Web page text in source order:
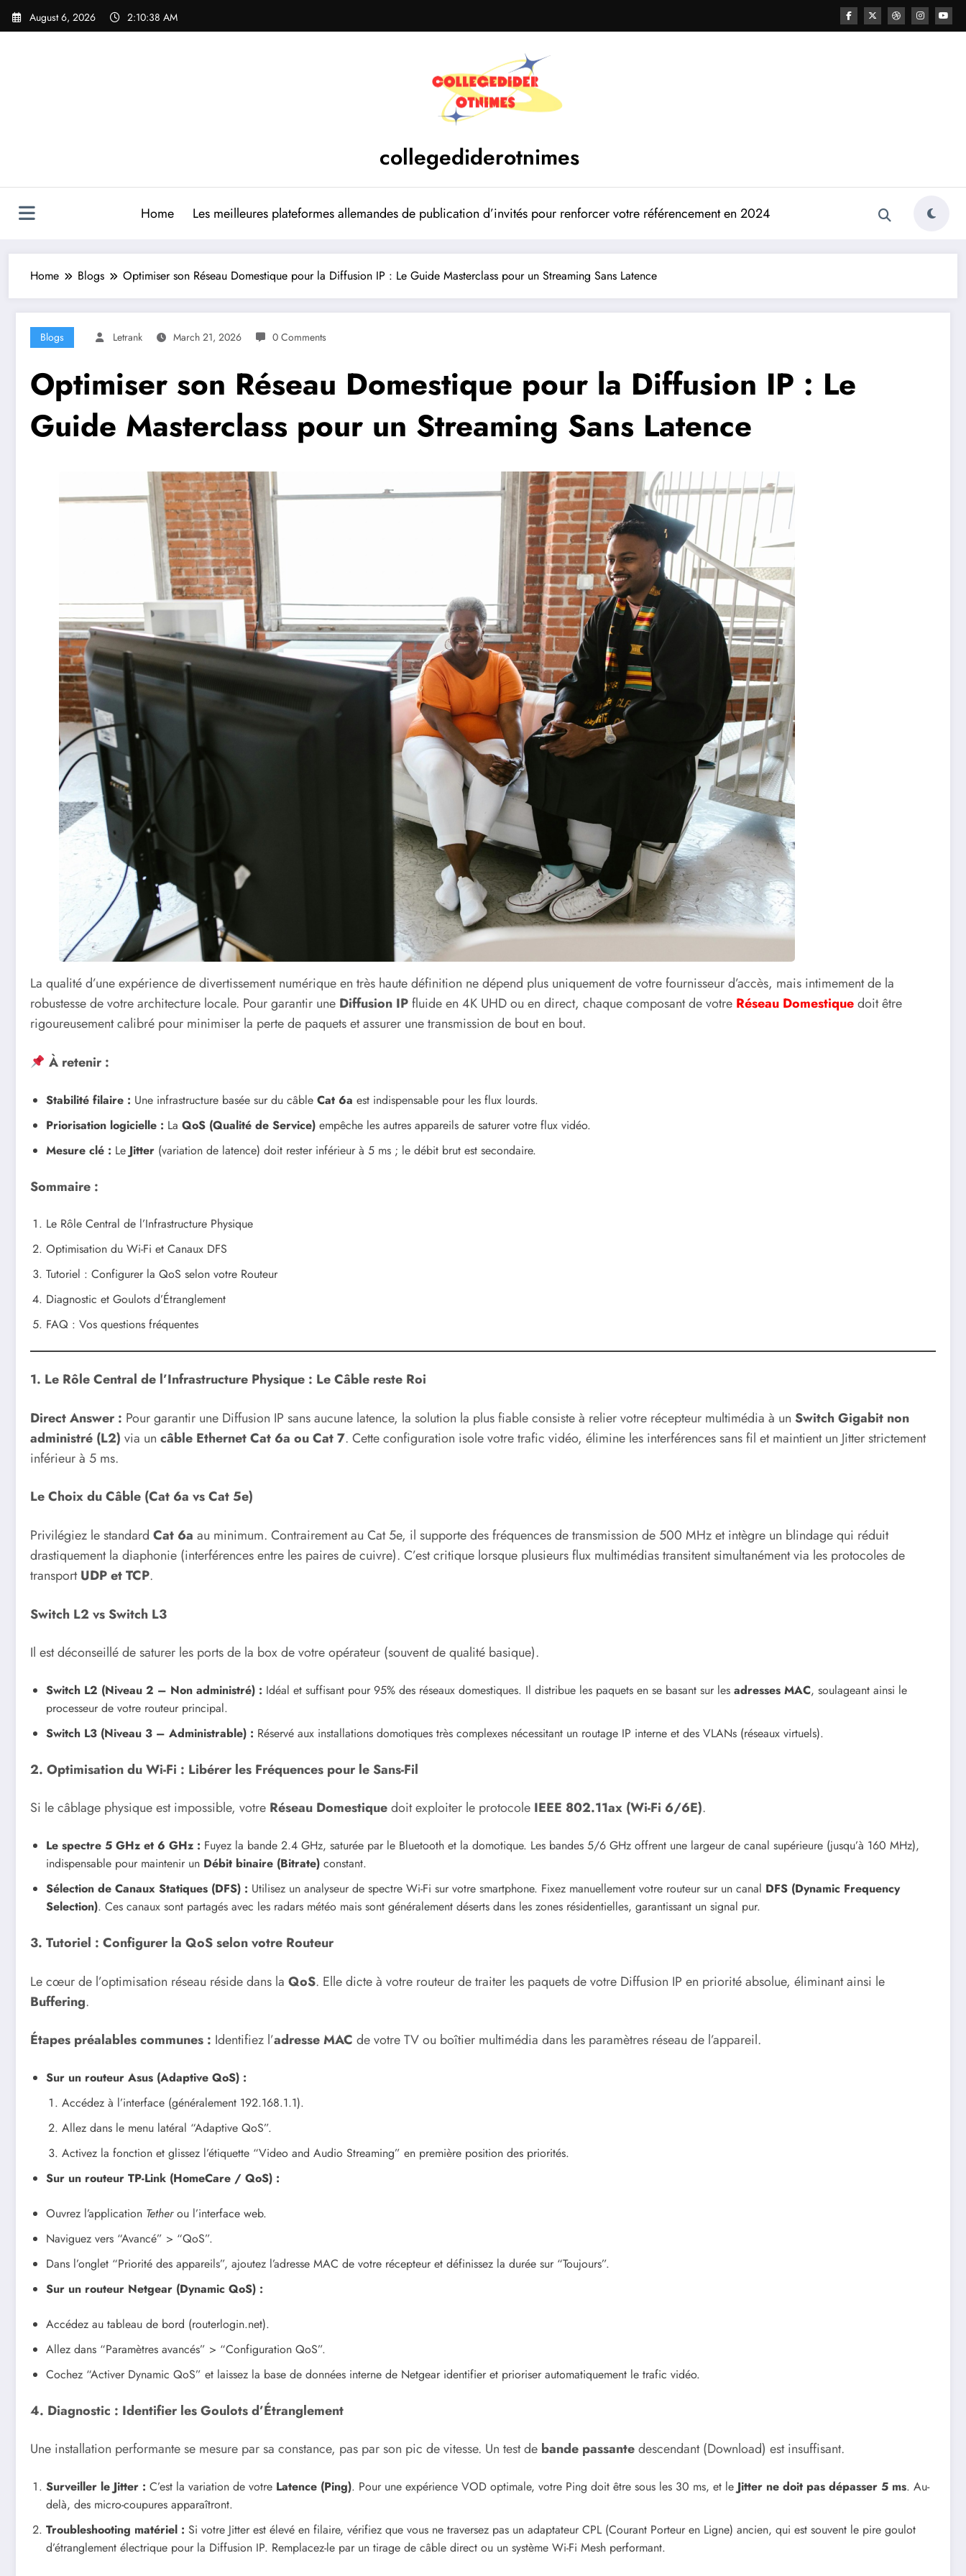
Skip
August 6, 2026 2:10:39 AM
collegediderotnimes
Home Les meilleures plateformes allemandes de publication d’invités pour renforcer votre référencement en 2024
Home Blogs Optimiser son Réseau Domestique pour la Diffusion IP : Le Guide Masterclass pour un Streaming Sans Latence
Blogs Letrank March 21, 2026 0 Comments
Optimiser son Réseau Domestique pour la Diffusion IP : Le
Guide Masterclass pour un Streaming Sans Latence
La qualité d’une expérience de divertissement numérique en très haute définition ne dépend plus uniquement de votre fournisseur d’accès, mais intimement de la
robustesse de votre architecture locale. Pour garantir une Diffusion IPfluide en 4K UHD ou en direct, chaque composant de votre Réseau Domestiquedoit être
rigoureusement calibré pour minimiser la perte de paquets et assurer une transmission de bout en bout.
À retenir :
Stabilité filaire : Une infrastructure basée sur du câble Cat 6a est indispensable pour les flux lourds.
Priorisation logicielle : La QoS (Qualité de Service) empêche les autres appareils de saturer votre flux vidéo.
Mesure clé : Le Jitter (variation de latence) doit rester inférieur à 5 ms ; le débit brut est secondaire.
Sommaire :
Le Rôle Central de l’Infrastructure Physique
Optimisation du Wi-Fi et Canaux DFS
Tutoriel : Configurer la QoS selon votre Routeur
Diagnostic et Goulots d’Étranglement
FAQ : Vos questions fréquentes
1. Le Rôle Central de l’Infrastructure Physique : Le Câble reste Roi
Direct Answer : Pour garantir une Diffusion IP sans aucune latence, la solution la plus fiable consiste à relier votre récepteur multimédia à un Switch Gigabit non
administré (L2) via un câble Ethernet Cat 6a ou Cat 7. Cette configuration isole votre trafic vidéo, élimine les interférences sans fil et maintient un Jitter strictement
inférieur à 5 ms.
Le Choix du Câble (Cat 6a vs Cat 5e)
Privilégiez le standard Cat 6a au minimum. Contrairement au Cat 5e, il supporte des fréquences de transmission de 500 MHz et intègre un blindage qui réduit
drastiquement la diaphonie (interférences entre les paires de cuivre). C’est critique lorsque plusieurs flux multimédias transitent simultanément via les protocoles de
transportUDP et TCP.
Switch L2 vs Switch L3
Il est déconseillé de saturer les ports de la box de votre opérateur (souvent de qualité basique).
Switch L2 (Niveau 2 – Non administré) : Idéal et suffisant pour 95% des réseaux domestiques. Il distribue les paquets en se basant sur les adresses MAC, soulageant ainsi le
processeur de votre routeur principal.
Switch L3 (Niveau 3 – Administrable) : Réservé aux installations domotiques très complexes nécessitant un routage IP interne et des VLANs (réseaux virtuels).
2. Optimisation du Wi-Fi : Libérer les Fréquences pour le Sans-Fil
Si le câblage physique est impossible, votre Réseau Domestiquedoit exploiter le protocole IEEE 802.11ax (Wi-Fi 6/6E).
Le spectre 5 GHz et 6 GHz : Fuyez la bande 2.4 GHz, saturée par le Bluetooth et la domotique. Les bandes 5/6 GHz offrent une largeur de canal supérieure (jusqu’à 160 MHz),
indispensable pour maintenir un Débit binaire (Bitrate) constant.
Sélection de Canaux Statiques (DFS) : Utilisez un analyseur de spectre Wi-Fi sur votre smartphone. Fixez manuellement votre routeur sur un canal DFS (Dynamic Frequency
Selection). Ces canaux sont partagés avec les radars météo mais sont généralement déserts dans les zones résidentielles, garantissant un signal pur.
3. Tutoriel : Configurer la QoS selon votre Routeur
Le cœur de l’optimisation réseau réside dans la QoS. Elle dicte à votre routeur de traiter les paquets de votre Diffusion IP en priorité absolue, éliminant ainsi le
Buffering.
Étapes préalables communes : Identifiez l’adresse MAC de votre TV ou boîtier multimédia dans les paramètres réseau de l’appareil.
Sur un routeur Asus (Adaptive QoS) :
Accédez à l’interface (généralement 192.168.1.1).
Allez dans le menu latéral “Adaptive QoS”.
Activez la fonction et glissez l’étiquette “Video and Audio Streaming” en première position des priorités.
Sur un routeur TP-Link (HomeCare / QoS) :
Ouvrez l’application Tetherou l’interface web.
Naviguez vers “Avancé” > “QoS”.
Dans l’onglet “Priorité des appareils”, ajoutez l’adresse MAC de votre récepteur et définissez la durée sur “Toujours”.
Sur un routeur Netgear (Dynamic QoS) :
Accédez au tableau de bord (routerlogin.net).
Allez dans “Paramètres avancés” > “Configuration QoS”.
Cochez “Activer Dynamic QoS” et laissez la base de données interne de Netgear identifier et prioriser automatiquement le trafic vidéo.
4. Diagnostic : Identifier les Goulots d’Étranglement
Une installation performante se mesure par sa constance, pas par son pic de vitesse. Un test de bande passantedescendant (Download) est insuffisant.
Surveiller le Jitter : C’est la variation de votre Latence (Ping). Pour une expérience VOD optimale, votre Ping doit être sous les 30 ms, et le Jitter ne doit pas dépasser 5 ms. Au-
delà, des micro-coupures apparaîtront.
Troubleshooting matériel : Si votre Jitter est élevé en filaire, vérifiez que vous ne traversez pas un adaptateur CPL (Courant Porteur en Ligne) ancien, qui est souvent le pire goulot
d’étranglement électrique pour la Diffusion IP. Remplacez-le par un tirage de câble direct ou un système Wi-Fi Mesh performant.